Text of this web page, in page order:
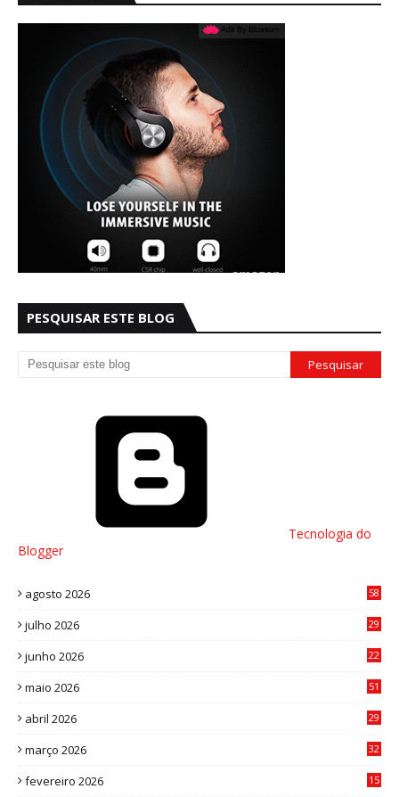
PESQUISAR ESTE BLOG
Tecnologia do
Blogger
agosto 2026 58
julho 2026
29
junho 2026
22
maio 2026
51
abril 2026
29
março 2026
32
fevereiro 2026
15